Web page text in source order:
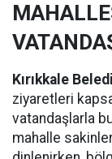
Kırıkkale
ziyaretleri
vatandaşlarla
mahalle